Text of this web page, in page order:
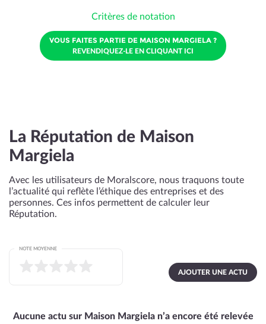
Critères de notation
VOUS FAITES PARTIE DE MAISON MARGIELA ?
REVENDIQUEZ-LE EN CLIQUANT ICI
La Réputation de Maison
Margiela
Avec les utilisateurs de Moralscore, nous traquons toute
l’actualité qui reflète l’éthique des entreprises et des
personnes. Ces infos permettent de calculer leur
Réputation.
AJOUTER UNE ACTU
NOTE MOYENNE
Aucune actu sur Maison Margiela n’a encore été relevée